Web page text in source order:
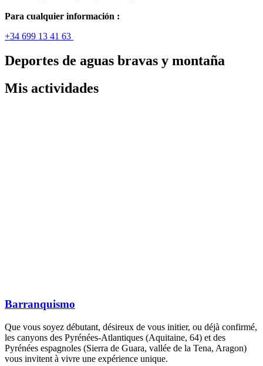
Para cualquier información :
+34 699 13 41 63
Deportes de aguas bravas y montaña
Mis actividades
Barranquismo
Que vous soyez débutant, désireux de vous initier, ou déjà confirmé,
les canyons des Pyrénées-Atlantiques (Aquitaine, 64) et des
Pyrénées espagnoles (Sierra de Guara, vallée de la Tena, Aragon)
vous invitent à vivre une expérience unique.